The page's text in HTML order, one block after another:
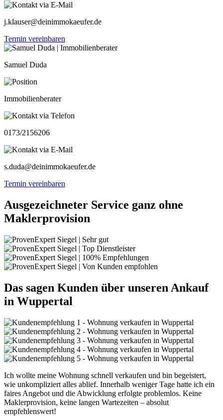
j.klauser@deinimmokaeufer.de
Termin vereinbaren
Samuel Duda
Immobilienberater
0173/2156206
s.duda@deinimmokaeufer.de
Termin vereinbaren
Ausgezeichneter Service ganz ohne
Maklerprovision
Das sagen Kunden über unseren Ankauf
in Wuppertal
Ich wollte meine Wohnung schnell verkaufen und bin begeistert,
wie unkompliziert alles ablief. Innerhalb weniger Tage hatte ich ein
faires Angebot und die Abwicklung erfolgte problemlos. Keine
Maklerprovision, keine langen Wartezeiten – absolut
empfehlenswert!